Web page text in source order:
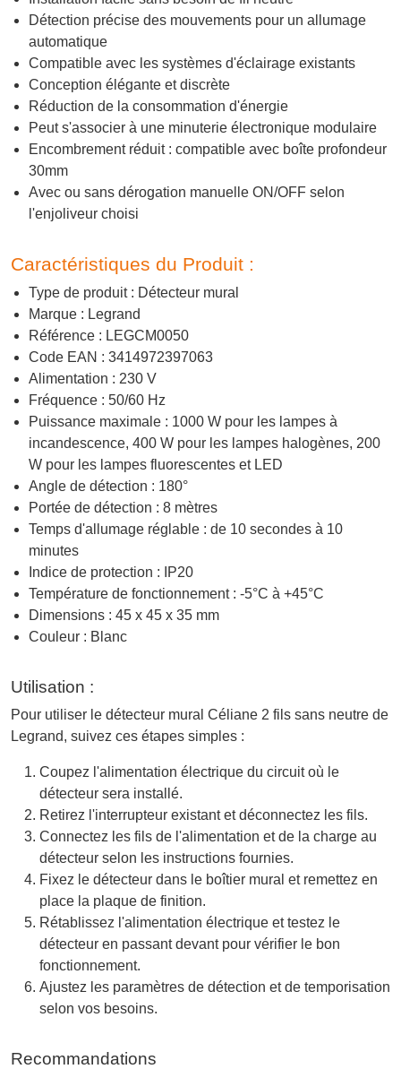
Détection précise des mouvements pour un allumage
automatique
Compatible avec les systèmes d'éclairage existants
Conception élégante et discrète
Réduction de la consommation d'énergie
Peut s'associer à une minuterie électronique modulaire
Encombrement réduit : compatible avec boîte profondeur
30mm
Avec ou sans dérogation manuelle ON/OFF selon
l'enjoliveur choisi
Caractéristiques du Produit :
Type de produit : Détecteur mural
Marque : Legrand
Référence : LEGCM0050
Code EAN : 3414972397063
Alimentation : 230 V
Fréquence : 50/60 Hz
Puissance maximale : 1000 W pour les lampes à
incandescence, 400 W pour les lampes halogènes, 200
W pour les lampes fluorescentes et LED
Angle de détection : 180°
Portée de détection : 8 mètres
Temps d'allumage réglable : de 10 secondes à 10
minutes
Indice de protection : IP20
Température de fonctionnement : -5°C à +45°C
Dimensions : 45 x 45 x 35 mm
Couleur : Blanc
Utilisation :
Pour utiliser le détecteur mural Céliane 2 fils sans neutre de
Legrand, suivez ces étapes simples :
Coupez l'alimentation électrique du circuit où le
détecteur sera installé.
Retirez l'interrupteur existant et déconnectez les fils.
Connectez les fils de l'alimentation et de la charge au
détecteur selon les instructions fournies.
Fixez le détecteur dans le boîtier mural et remettez en
place la plaque de finition.
Rétablissez l'alimentation électrique et testez le
détecteur en passant devant pour vérifier le bon
fonctionnement.
Ajustez les paramètres de détection et de temporisation
selon vos besoins.
Recommandations